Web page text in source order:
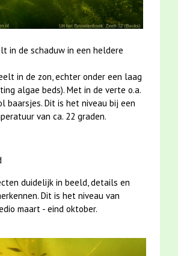
in de schaduw in een heldere
in de zon, echter onder een laag
algae beds). Met in de verte o.a.
baarsjes. Dit is het niveau bij een
van ca. 22 graden.
duidelijk in beeld, details en
Dit is het niveau van
maart - eind oktober.